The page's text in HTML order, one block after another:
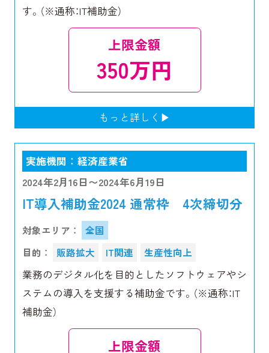
す。（※通称：IT補助金）
上限金額
350万円
実施機関 ： 経済産業省
2024年2月16日〜2024年6月19日
IT導入補助金2024 通常枠 4次締切分
対象エリア ：
全国
目的 ：
販路拡大 IT関連 生産性向上
業務のデジタル化を目的としたソフトウェアやシ
ステムの導入を支援する補助金です。（※通称：IT
補助金）
上限金額